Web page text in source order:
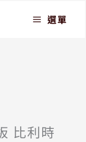
選單
比利時